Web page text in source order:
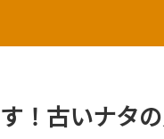
！古いナタ